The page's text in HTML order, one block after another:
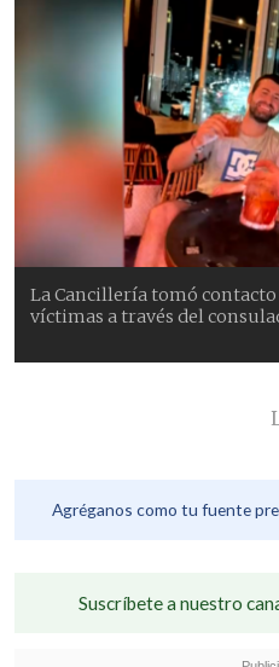
La Cancillería tomó
víctimas a través del
Agréganos como tu fuente
Suscríbete a nuestro